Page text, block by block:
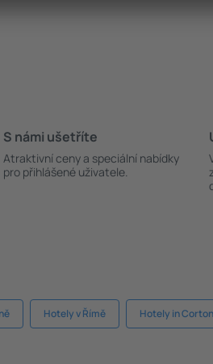
S námi ušetříte
Atraktivní ceny a speciální nabídky
pro přihlášené uživatele.
Hotely v Římě Hotely in